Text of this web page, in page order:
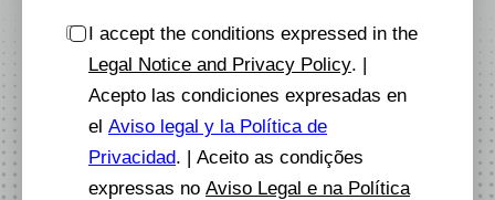
I accept the conditions expressed in the
Legal Notice and Privacy Policy. |
Acepto las condiciones expresadas en
el Aviso legal y la Política de
Privacidad. | Aceito as condições
expressas no Aviso Legal e na Política